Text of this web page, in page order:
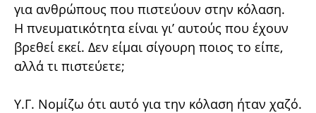
για ανθρώπους που πιστεύουν στην κόλαση.
Η πνευματικότητα είναι γι’ αυτούς που έχουν
βρεθεί εκεί. Δεν είμαι σίγουρη ποιος το είπε,
αλλά τι πιστεύετε;
Υ.Γ. Νομίζω ότι αυτό για την κόλαση ήταν χαζό.